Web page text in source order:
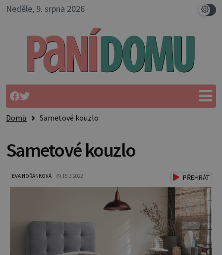
Neděle, 9. srpna 2026
Domů Sametové kouzlo
Sametové kouzlo
EVA HOŘÁNKOVÁ 15.3.2022 PŘEHRÁT